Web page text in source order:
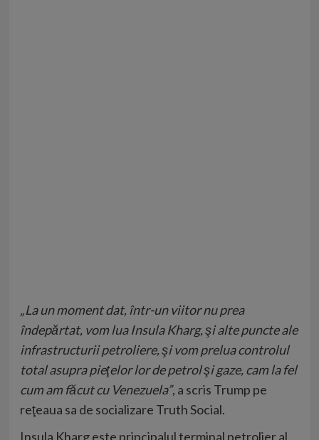
„La un moment dat, într-un viitor nu prea
îndepărtat, vom lua Insula Kharg, şi alte puncte ale
infrastructurii petroliere, şi vom prelua controlul
total asupra pieţelor lor de petrol şi gaze, cam la fel
cum am făcut cu Venezuela”, a scris Trump pe
reţeaua sa de socializare Truth Social.
Insula Kharg este principalul terminal petrolier al